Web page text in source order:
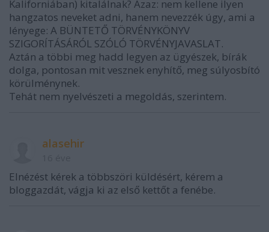
Kaliforniában) kitalálnak? Azaz: nem kellene ilyen
hangzatos neveket adni, hanem nevezzék úgy, ami a
lényege: A BÜNTETŐ TÖRVÉNYKÖNYV
SZIGORÍTÁSÁRÓL SZÓLÓ TÖRVÉNYJAVASLAT.
Aztán a többi meg hadd legyen az ügyészek, bírák
dolga, pontosan mit vesznek enyhítő, meg súlyosbító
körülménynek.
Tehát nem nyelvészeti a megoldás, szerintem.
alasehir
Elnézést kérek a többszöri küldésért, kérem a
bloggazdát, vágja ki az első kettőt a fenébe.